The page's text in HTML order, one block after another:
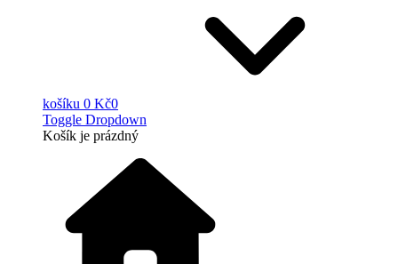
košíku 0 Kč0
Toggle Dropdown
Košík je prázdný